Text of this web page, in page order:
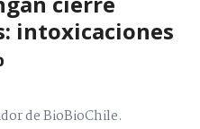
intoxicaciones
de BioBioChile.